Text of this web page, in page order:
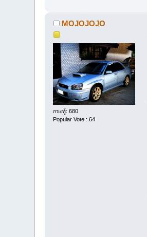
MOJOJOJO
กระทู้: 680
Popular Vote : 64